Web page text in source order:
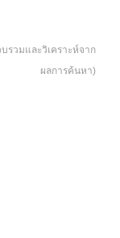
รวมและวิเคราะห์จาก
ผลการค้นหา)